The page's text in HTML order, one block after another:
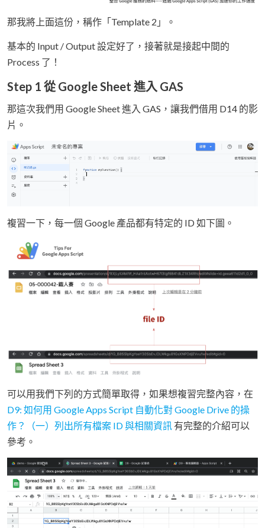
那我將上面這份，稱作「Template 2」。
基本的 Input / Output 設定好了，接著就是接起中間的
Process 了！
Step 1 從 Google Sheet 進入 GAS
那這次我們用 Google Sheet 進入 GAS，讓我們借用 D14 的影
片。
複習一下，每一個 Google 產品都有特定的 ID 如下圖。
可以用我們下列的方式簡單取得，如果想複習完整內容，在
D9: 如何用 Google Apps Script 自動化對 Google Drive 的操
作？（一）列出所有檔案 ID 與相關資訊 有完整的介紹可以
參考。